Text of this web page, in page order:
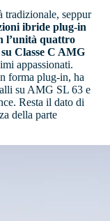
tradizionale, seppur
ibride plug-in
l’unità quattro
Classe C AMG
appassionati.
forma plug-in, ha
su AMG SL 63 e
Resta il dato di
della parte